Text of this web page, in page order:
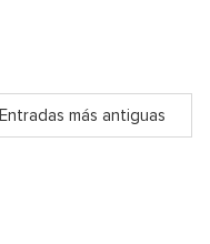
Entradas más antiguas